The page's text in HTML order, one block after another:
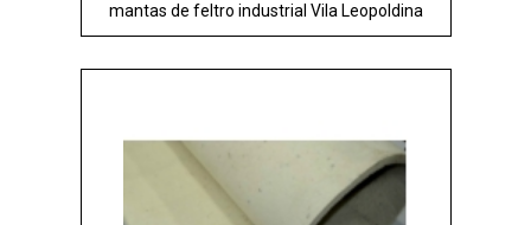
mantas de feltro industrial Vila Leopoldina